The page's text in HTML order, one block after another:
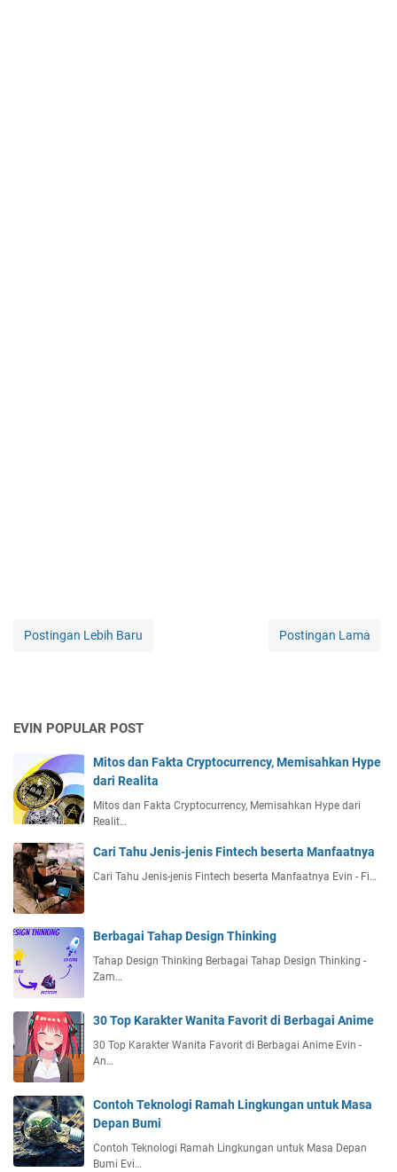
Postingan Lebih Baru Postingan Lama
EVIN POPULAR POST
Mitos dan Fakta Cryptocurrency, Memisahkan Hype
dari Realita
Mitos dan Fakta Cryptocurrency, Memisahkan Hype dari
Realit…
Cari Tahu Jenis-jenis Fintech beserta Manfaatnya
Cari Tahu Jenis-jenis Fintech beserta Manfaatnya Evin - Fi…
Berbagai Tahap Design Thinking
Tahap Design Thinking Berbagai Tahap Design Thinking -
Zam…
30 Top Karakter Wanita Favorit di Berbagai Anime
30 Top Karakter Wanita Favorit di Berbagai Anime Evin -
An…
Contoh Teknologi Ramah Lingkungan untuk Masa
Depan Bumi
Contoh Teknologi Ramah Lingkungan untuk Masa Depan
Bumi Evi…